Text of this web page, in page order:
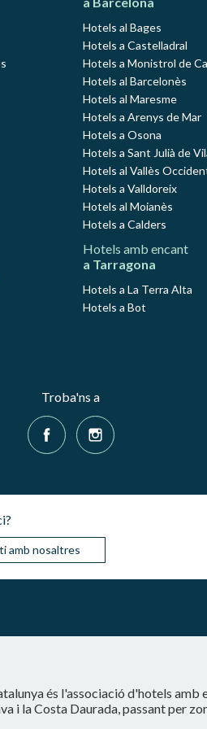
Hotels al Bages
Hotels a Castelladral
Hotels a Monistrol de
Hotels al Barcelonès
Hotels al Maresme
Hotels a Arenys de Mar
Hotels a Osona
Hotels a Sant Julià de
Hotels al Vallès
Hotels a Valldoreix
Hotels al Moianès
Hotels a Calders
Hotels amb encant
a Tarragona
Hotels a La Terra Alta
Hotels a Bot
Troba'ns a
amb nosaltres
és l'associació d'hotels amb
i la Costa Daurada, passant per